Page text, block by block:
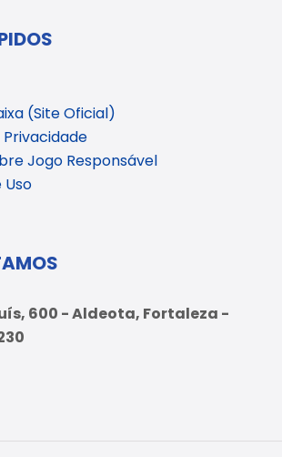
(Site Oficial)
Jogo Responsável
Uso
600 - Aldeota, Fortaleza -